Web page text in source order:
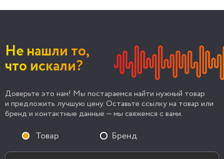
Не нашли то,
что искали?
Доверьте это нам! Мы постараемся найти нужный товар
и предложить лучшую цену. Оставьте ссылку на товар или
бренд и контактные данные — мы свяжемся с вами.
Товар Бренд